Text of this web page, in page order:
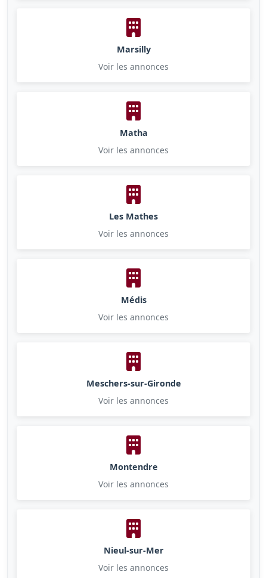
Marsilly
Voir les annonces
Matha
Voir les annonces
Les Mathes
Voir les annonces
Médis
Voir les annonces
Meschers-sur-Gironde
Voir les annonces
Montendre
Voir les annonces
Nieul-sur-Mer
Voir les annonces